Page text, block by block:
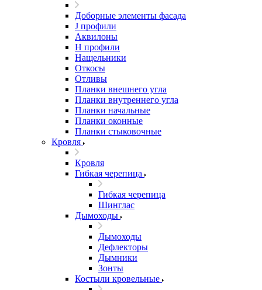
Доборные элементы фасада
J профили
Аквилоны
Н профили
Нащельники
Откосы
Отливы
Планки внешнего угла
Планки внутреннего угла
Планки начальные
Планки оконные
Планки стыковочные
Кровля
Кровля
Гибкая черепица
Гибкая черепица
Шинглас
Дымоходы
Дымоходы
Дефлекторы
Дымники
Зонты
Костыли кровельные